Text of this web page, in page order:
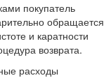
покупатель
обращается
и каратности
возврата.
расходы